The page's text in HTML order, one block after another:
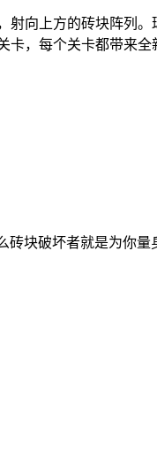
向上方的砖块阵列
，每个关卡都带来全
块破坏者就是为你